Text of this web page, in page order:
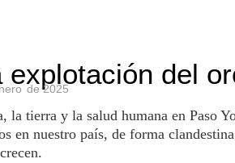
del
de 2025
tierra y la salud humana en Paso
en nuestro país, de forma